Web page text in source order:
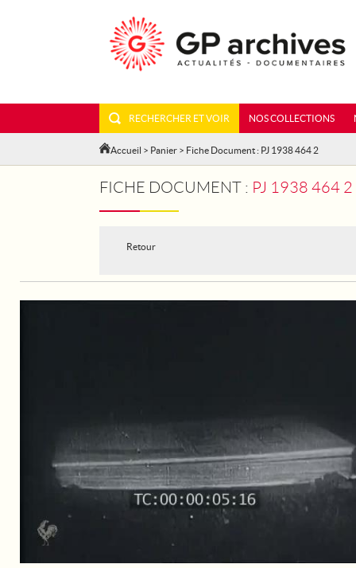
RECHERCHER ET VOIR NOS COLLECTIONS
Accueil > Panier > Fiche Document : PJ 1938 464 2
FICHE DOCUMENT : PJ 1938 464 2
Retour